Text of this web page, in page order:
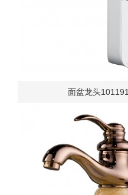
面盆龙头101191